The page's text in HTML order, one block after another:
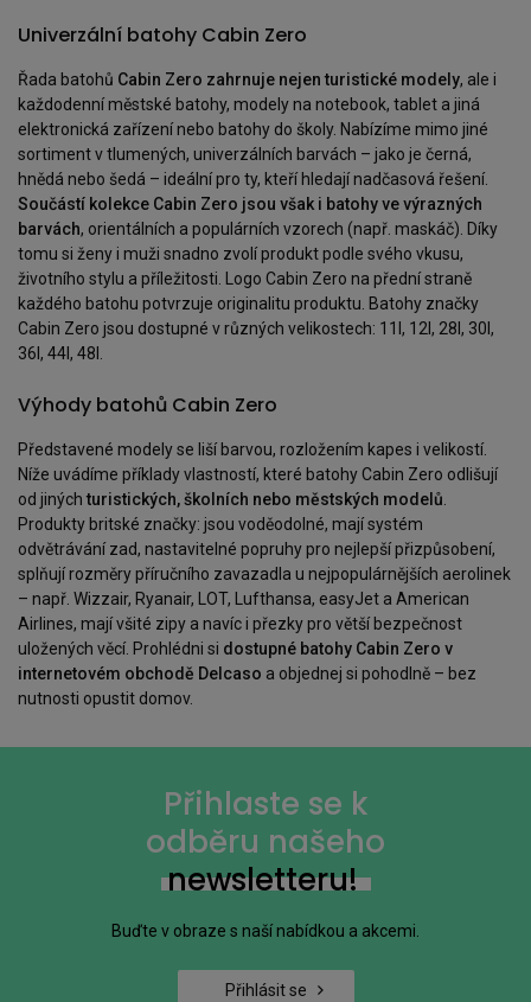
Univerzální batohy Cabin Zero
Řada batohů Cabin Zero zahrnuje nejen turistické modely, ale i
každodenní městské batohy, modely na notebook, tablet a jiná
elektronická zařízení nebo batohy do školy. Nabízíme mimo jiné
sortiment v tlumených, univerzálních barvách – jako je černá,
hnědá nebo šedá – ideální pro ty, kteří hledají nadčasová řešení.
Součástí kolekce Cabin Zero jsou však i batohy ve výrazných
barvách, orientálních a populárních vzorech (např. maskáč). Díky
tomu si ženy i muži snadno zvolí produkt podle svého vkusu,
životního stylu a příležitosti. Logo Cabin Zero na přední straně
každého batohu potvrzuje originalitu produktu. Batohy značky
Cabin Zero jsou dostupné v různých velikostech: 11l, 12l, 28l, 30l,
36l, 44l, 48l.
Výhody batohů Cabin Zero
Představené modely se liší barvou, rozložením kapes i velikostí.
Níže uvádíme příklady vlastností, které batohy Cabin Zero odlišují
od jinýchturistických, školních nebo městských modelů.
Produkty britské značky: jsou voděodolné, mají systém
odvětrávání zad, nastavitelné popruhy pro nejlepší přizpůsobení,
splňují rozměry příručního zavazadla u nejpopulárnějších aerolinek
– např. Wizzair, Ryanair, LOT, Lufthansa, easyJet a American
Airlines, mají všité zipy a navíc i přezky pro větší bezpečnost
uložených věcí. Prohlédni si dostupné batohy Cabin Zero v
internetovém obchodě Delcaso a objednej si pohodlně – bez
nutnosti opustit domov.
Přihlaste se k
odběru našeho
newsletteru!
Buďte v obraze s naší nabídkou a akcemi.
Přihlásit se